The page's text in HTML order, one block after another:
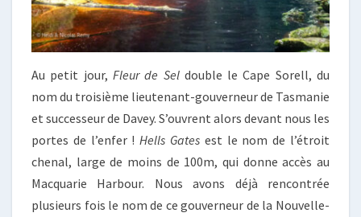
Au petit jour, Fleur de Seldouble le Cape Sorell, du
nom du troisième lieutenant-gouverneur de Tasmanie
et successeur de Davey. S’ouvrent alors devant nous les
portes de l’enfer !Hells Gates est le nom de l’étroit
chenal, large de moins de 100m, qui donne accès au
Macquarie Harbour. Nous avons déjà rencontrée
plusieurs fois le nom de ce gouverneur de la Nouvelle-